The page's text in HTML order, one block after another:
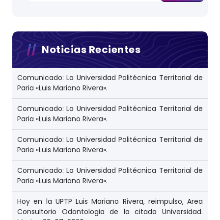
a
s
Noticias Recientes
Comunicado: La Universidad Politécnica Territorial de
Paria «Luis Mariano Rivera».
Comunicado: La Universidad Politécnica Territorial de
Paria «Luis Mariano Rivera».
Comunicado: La Universidad Politécnica Territorial de
Paria «Luis Mariano Rivera».
Comunicado: La Universidad Politécnica Territorial de
Paria «Luis Mariano Rivera».
Hoy en la UPTP Luis Mariano Rivera, reimpulso, Area
Consultorio Odontologia de la citada Universidad.